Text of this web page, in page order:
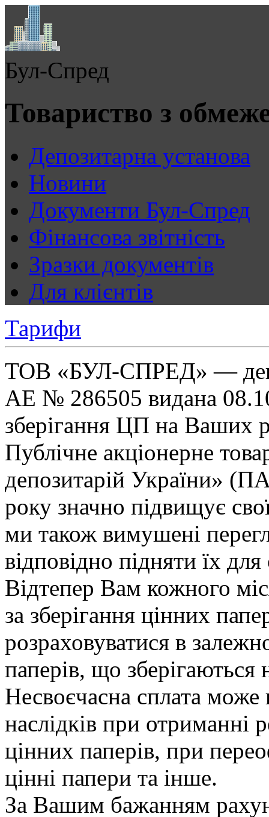
Бул-Спред
Товариство з
Депозитарна установа
Новини
Документи Бул-Спред
Фінансова звітність
Зразки документів
Для клієнтів
Тарифи
ТОВ «БУЛ-СПРЕД» —
АЕ № 286505 видана
зберігання ЦП на Ваших
Публічне акціонерне
депозитарій України»
року значно підвищує
ми також вимушені
відповідно підняти їх
Відтепер Вам кожного
за зберігання цінних
розраховуватися в
паперів, що зберігаються
Несвоєчасна сплата
наслідків при отриманні
цінних паперів, при
цінні папери та інше.
За Вашим бажанням